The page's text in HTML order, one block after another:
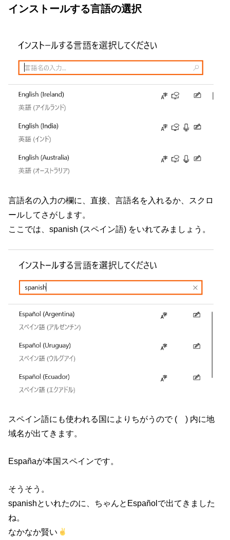
インストールする言語の選択
言語名の入力の欄に、直接、言語名を入れるか、スクロ
ールしてさがします。
ここでは、spanish (スペイン語) をいれてみましょう。
スペイン語にも使われる国によりちがうので ( ) 内に地
域名が出てきます。
Españaが本国スペインです。
そうそう。
spanishといれたのに、ちゃんとEspañolで出てきました
ね。
なかなか賢い